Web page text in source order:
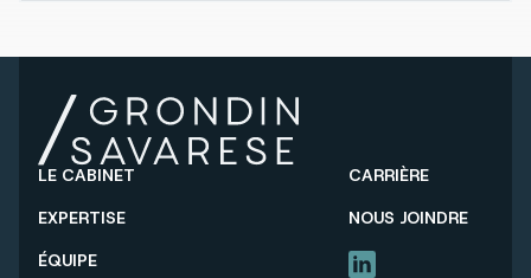
LE CABINET
CARRIÈRE
EXPERTISE
NOUS JOINDRE
ÉQUIPE